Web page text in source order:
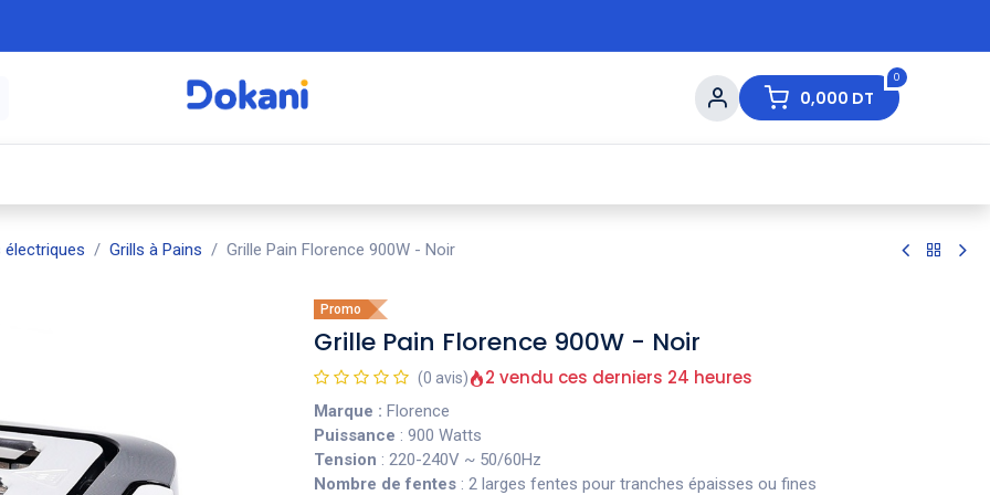
0
0,000 DT
électriques Grills à Pains Grille Pain Florence 900W - Noir
Promo
Grille Pain Florence 900W - Noir
(0 avis) 2 vendu ces derniers 24 heures
Marque : Florence
Puissance : 900 Watts
Tension : 220-240V ~ 50/60Hz
Nombre de fentes : 2 larges fentes pour tranches épaisses ou fines